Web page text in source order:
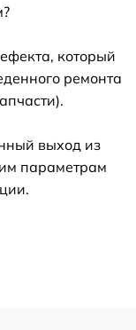
который
ремонта
выход из
параметрам